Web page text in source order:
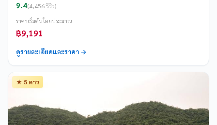
9.4(4,456 รีวิว)
ราคาเริ่มต้นโดยประมาณ
฿9,191
ดูรายละเอียดและราคา →
★ 5 ดาว